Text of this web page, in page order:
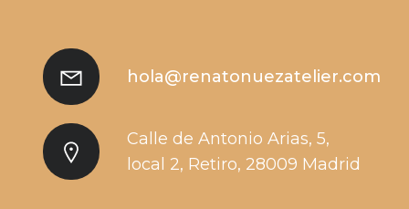
hola@renatonuezatelier.com
Calle de Antonio Arias, 5,
local 2, Retiro, 28009 Madrid